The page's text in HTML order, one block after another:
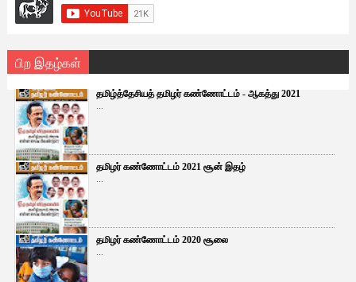
பிற இதழ்கள்
தமிழ்த்தேசியத் தமிழர் கண்ணோட்டம் - ஆகத்து 2021
...
தமிழர் கண்ணோட்டம் 2021 சூன் இதழ்
...
தமிழர் கண்ணோட்டம் 2020 சூலை
...